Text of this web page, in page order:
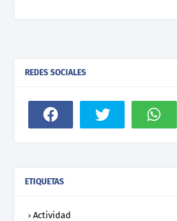
REDES SOCIALES
ETIQUETAS
Actividad